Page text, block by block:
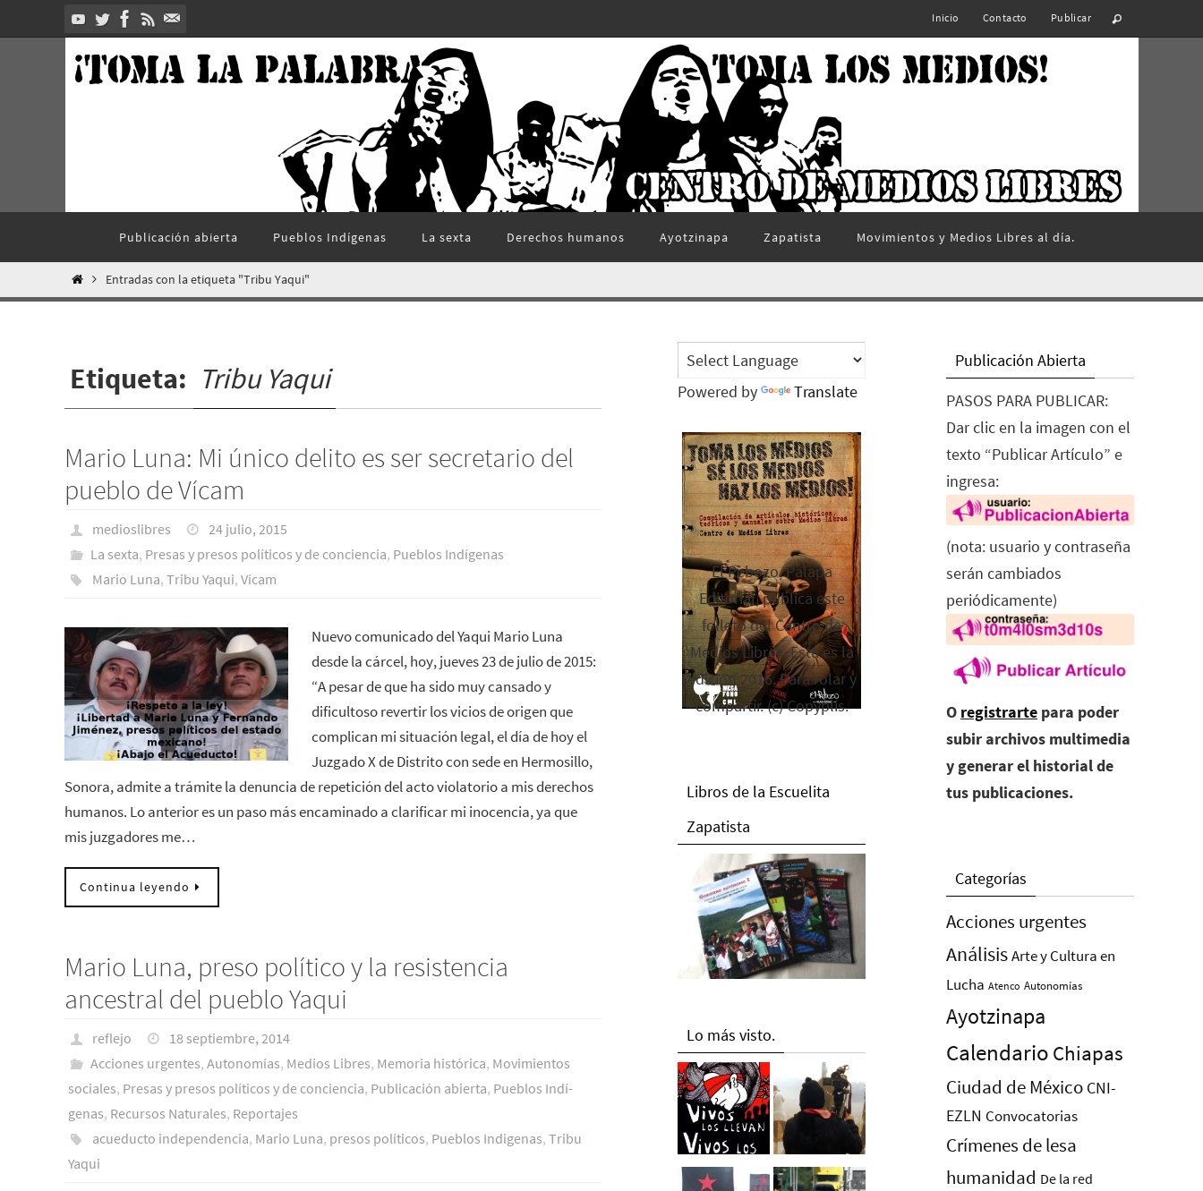
al
Inicio Contacto Publicar
contenido
Publicación abierta Pueblos Indí­genas La sexta Derechos humanos Ayotzinapa Zapatista Movimientos y Medios Libres al día.
InicioEntradas con la etiqueta "Tribu Yaqui"
Etiqueta: Tribu Yaqui
Mario Luna: Mi único delito es ser secretario del
pueblo de Vícam
medioslibres
24 julio, 2015
La sexta, Presas y presos polí­ticos y de conciencia, Pueblos Indí­genas
Mario Luna, Tribu Yaqui, Vícam
Nuevo comunicado del Yaqui Mario Luna
desde la cárcel, hoy, jueves 23 de julio de 2015:
“A pesar de que ha sido muy cansado y
dificultoso revertir los vicios de origen que
complican mi situación legal, el día de hoy el
Juzgado X de Distrito con sede en Hermosillo,
Sonora, admite a trámite la denuncia de repetición del acto violatorio a mis derechos
humanos. Lo anterior es un paso más encaminado a clarificar mi inocencia, ya que
mis juzgadores me…
Continua leyendo
Mario Luna, preso político y la resistencia
ancestral del pueblo Yaqui
reflejo
18 septiembre, 2014
Acciones urgentes, Autonomías, Medios Libres, Memoria histórica, Movimientos
sociales, Presas y presos polí­ticos y de conciencia, Publicación abierta, Pueblos Indí­
genas, Recursos Naturales, Reportajes
acueducto independencia, Mario Luna, presos políticos, Pueblos Indigenas, Tribu
Yaqui
Powered by Translate
El Rebozo, Palapa
Editorial, publica este
folleto del Centro de
Medios Libres. Esta es la
edición 2016. Para rolar y
compartir. (c) Copyplis.
Libros de la Escuelita
Zapatista
Lo más visto.
Publicación Abierta
PASOS PARA PUBLICAR:
Dar clic en la imagen con el
texto “Publicar Artículo” e
ingresa:
(nota: usuario y contraseña
serán cambiados
periódicamente)
O registrarte para poder
subir archivos multimedia
y generar el historial de
tus publicaciones.
Categorías
Acciones urgentes
AnálisisArte y Cultura en
Lucha Atenco Autonomías
Ayotzinapa
Calendario Chiapas
Ciudad de México CNI-
EZLN Convocatorias
Crímenes de lesa
humanidad De la red